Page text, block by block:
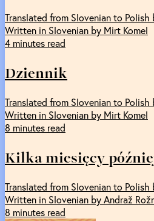
Translated from Slovenian to
Written in Slovenian by Mirt Komel
4 minutes read
Dziennik
Translated from Slovenian to
Written in Slovenian by Mirt Komel
8 minutes read
Kilka miesięcy
Translated from Slovenian to
Written in Slovenian by Andraž
8 minutes read